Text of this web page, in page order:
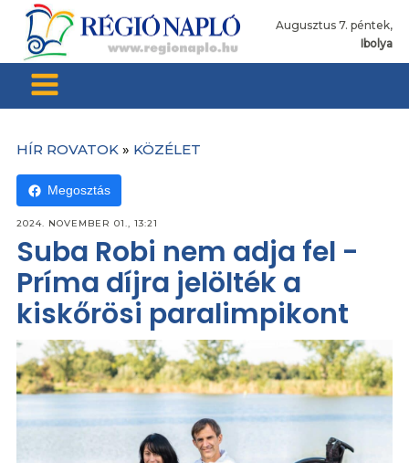
Augusztus 7. péntek,
Ibolya
HÍR ROVATOK » KÖZÉLET
Megosztás
2024. NOVEMBER 01., 13:21
Suba Robi nem adja fel -
Príma díjra jelölték a
kiskőrösi paralimpikont